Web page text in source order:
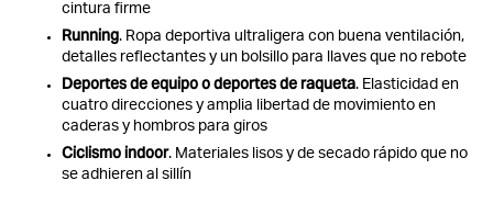
cintura firme
Running. Ropa deportiva ultraligera con buena ventilación,
detalles reflectantes y un bolsillo para llaves que no rebote
Deportes de equipo o deportes de raqueta. Elasticidad en
cuatro direcciones y amplia libertad de movimiento en
caderas y hombros para giros
Ciclismo indoor. Materiales lisos y de secado rápido que no
se adhieren al sillín